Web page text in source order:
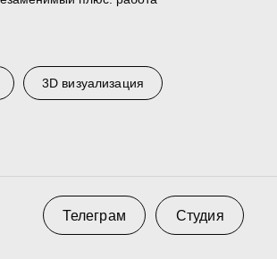
3D визуализация